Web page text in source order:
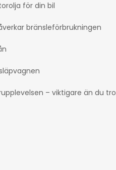
för din bil
bränsleförbrukningen
– viktigare än du